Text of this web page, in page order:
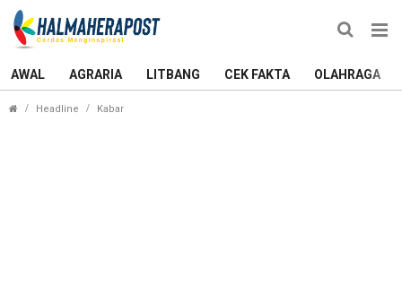
AWAL AGRARIA LITBANG CEK FAKTA OLAHRAGA
Headline Kabar